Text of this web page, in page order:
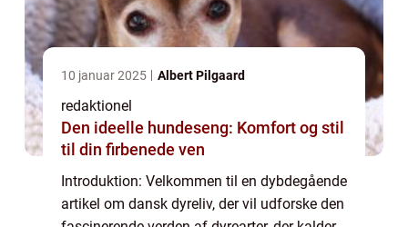
10 januar 2025 Albert Pilgaard
redaktionel
Den ideelle hundeseng: Komfort og stil
til din firbenede ven
Introduktion: Velkommen til en dybdegående
artikel om dansk dyreliv, der vil udforske den